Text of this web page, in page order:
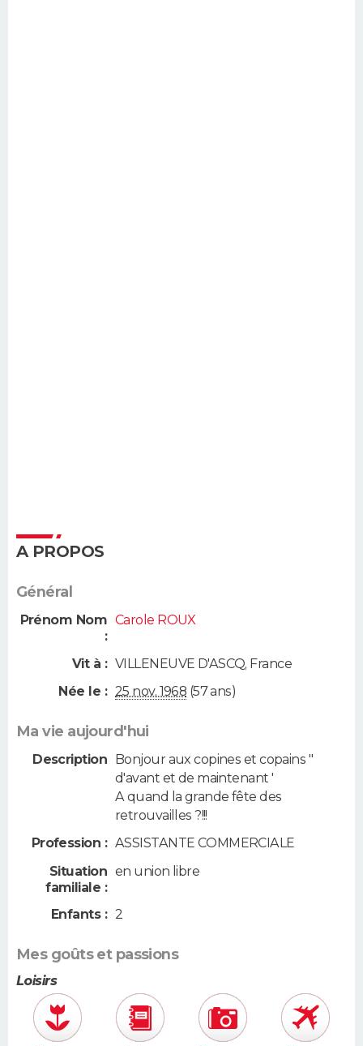
A PROPOS
Général
Prénom Nom
:
Carole ROUX
Vit à : VILLENEUVE D'ASCQ, France
Née le : 25 nov. 1968 (57 ans)
Ma vie aujourd'hui
Description Bonjour aux copines et copains "
d'avant et de maintenant '
A quand la grande fête des
retrouvailles ?!!!
Profession : ASSISTANTE COMMERCIALE
Situation
familiale :
en union libre
Enfants : 2
Mes goûts et passions
Loisirs